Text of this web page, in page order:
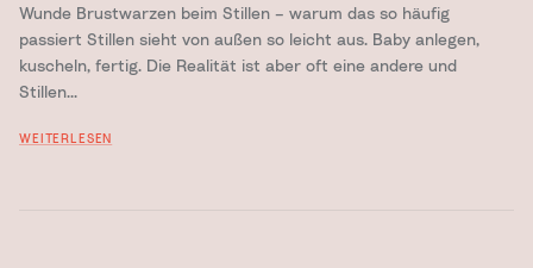
Wunde Brustwarzen beim Stillen – warum das so häufig
passiert Stillen sieht von außen so leicht aus. Baby anlegen,
kuscheln, fertig. Die Realität ist aber oft eine andere und
Stillen...
WEITERLESEN